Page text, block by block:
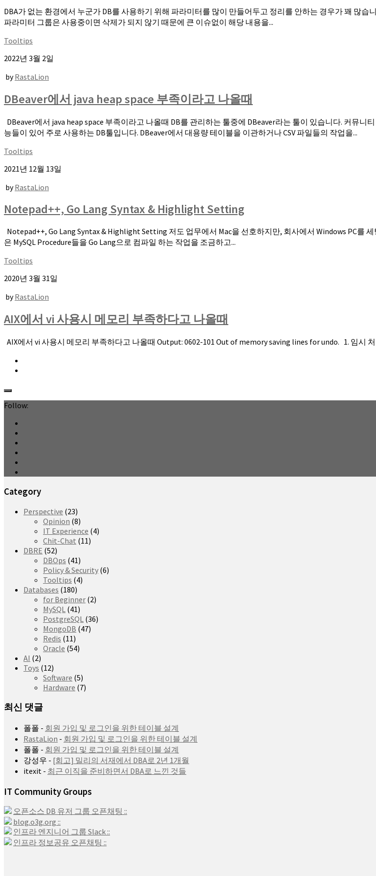
DBA가 없는 환경에서 누군가 DB를 사용하기 위해 파라미터를 많이 만들어두고 정리를 안하는 경우가 꽤 많습
파라미터 그룹은 사용중이면 삭제가 되지 않기 때문에 큰 이슈없이 해당 내용을...
Tooltips
2022년 3월 2일
byRastaLion
DBeaver에서 java heap space 부족이라고 나올때
DBeaver에서 java heap space 부족이라고 나올때 DB를 관리하는 툴중에 DBeaver라는 툴이 있습니다. 커뮤
능들이 있어 주로 사용하는 DB툴입니다. DBeaver에서 대용량 테이블을 이관하거나 CSV 파일들의 작업을...
Tooltips
2021년 12월 13일
byRastaLion
Notepad++, Go Lang Syntax & Highlight Setting
Notepad++, Go Lang Syntax & Highlight Setting 저도 업무에서 Mac을 선호하지만, 회사에서 Windows PC를
은 MySQL Procedure들을 Go Lang으로 컴파일 하는 작업을 조금하고...
Tooltips
2020년 3월 31일
byRastaLion
AIX에서 vi 사용시 메모리 부족하다고 나올때
AIX에서 vi 사용시 메모리 부족하다고 나올때 Output: 0602-101 Out of memory saving lines for undo. 1. 임시
Follow:
Category
Perspective (23)
Opinion (8)
IT Experience (4)
Chit-Chat (11)
DBRE (52)
DBOps (41)
Policy & Security (6)
Tooltips (4)
Databases (180)
for Beginner (2)
MySQL (41)
PostgreSQL (36)
MongoDB (47)
Redis (11)
Oracle (54)
AI (2)
Toys (12)
Software (5)
Hardware (7)
최신 댓글
폴폴 - 회원 가입 및 로그인을 위한 테이블 설계
RastaLion - 회원 가입 및 로그인을 위한 테이블 설계
폴폴 - 회원 가입 및 로그인을 위한 테이블 설계
강성우 - [회고] 밀리의 서재에서 DBA로 2년 1개월
itexit - 최근 이직을 준비하면서 DBA로 느낀 것들
IT Community Groups
오픈소스 DB 유저 그룹 오픈채팅 ::
blog.o3g.org ::
인프라 엔지니어 그룹 Slack ::
인프라 정보공유 오픈채팅 ::